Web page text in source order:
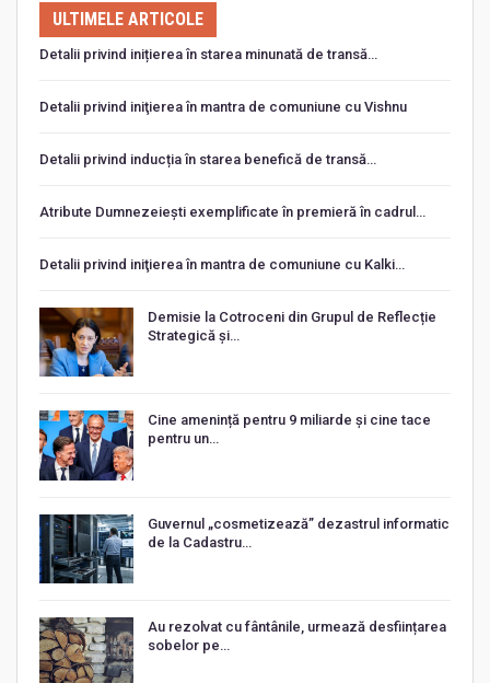
ULTIMELE ARTICOLE
Detalii privind inițierea în starea minunată de transă…
Detalii privind iniţierea în mantra de comuniune cu Vishnu
Detalii privind inducția în starea benefică de transă…
Atribute Dumnezeiești exemplificate în premieră în cadrul…
Detalii privind iniţierea în mantra de comuniune cu Kalki…
Demisie la Cotroceni din Grupul de Reflecție
Strategică și…
Cine amenință pentru 9 miliarde și cine tace
pentru un…
Guvernul „cosmetizează” dezastrul informatic
de la Cadastru…
Au rezolvat cu fântânile, urmează desființarea
sobelor pe…